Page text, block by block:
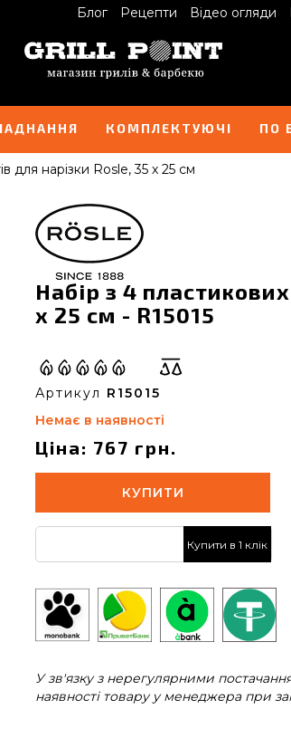
Блог Рецепти Відео огляди
КОМПЛЕКТУЮЧІ ПО
для нарізки Rosle, 35 х 25 см
Набір з 4
х 25 см - R15015
Артикул R15015
Немає в наявності
Ціна: 767 грн.
КУПИТИ
Купити в 1 клік
У зв'язку з нерегулярними
наявності товару у менеджера при